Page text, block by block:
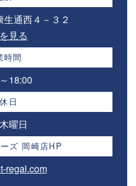
通西４－３２⁣
見る
時間
18:00⁣
日
曜日
ズ 岡崎店HP
regal.com